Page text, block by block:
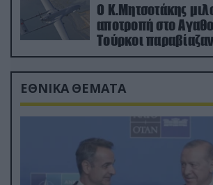
Ο Κ.Μητσοτάκης
αποτροπή στο
Τούρκοι
drone
ΕΘΝΙΚΑ ΘΕΜΑΤΑ